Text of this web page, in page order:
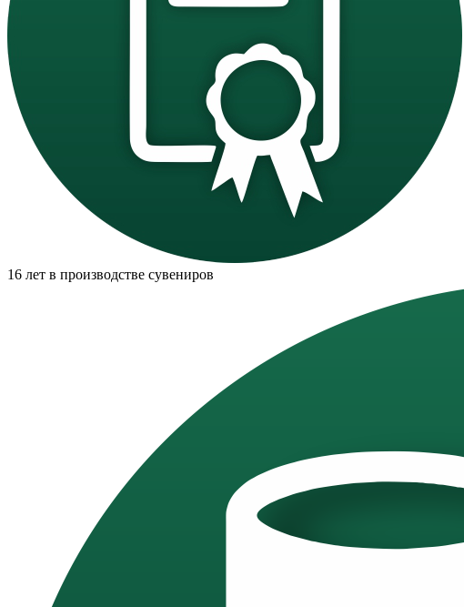
16 лет в производстве сувениров